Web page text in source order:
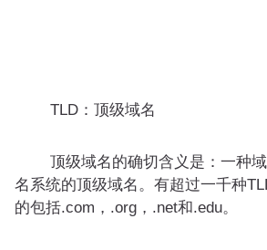
TLD：顶级域名
顶级域名的确切含义是：一种域
名系统的顶级域名。有超过一千种
的包括.com，.org，.net和.edu。